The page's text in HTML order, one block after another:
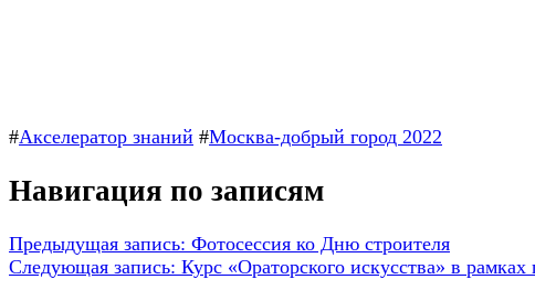
#Акселератор знаний #Москва-добрый город 2022
Навигация по записям
Предыдущая запись: Фотосессия ко Дню строителя
Следующая запись: Курс «Ораторского искусства» в